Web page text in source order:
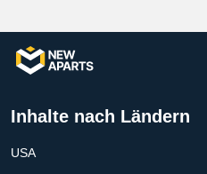
Inhalte nach Ländern
USA